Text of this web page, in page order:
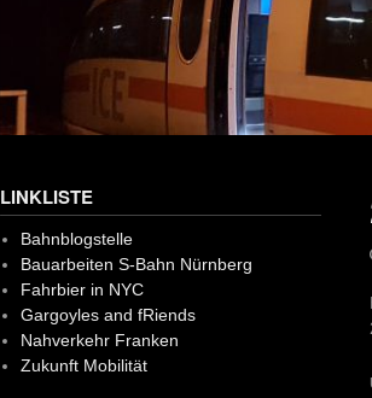
LINKLISTE
Bahnblogstelle
Bauarbeiten S-Bahn Nürnberg
Fahrbier in NYC
Gargoyles and fRiends
Nahverkehr Franken
Zukunft Mobilität